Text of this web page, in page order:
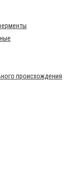
происхождения